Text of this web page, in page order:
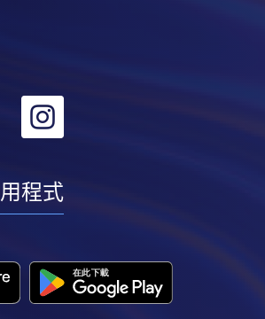
轉
instagram
程式